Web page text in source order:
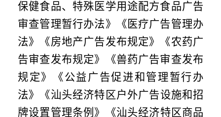
保健食品、特殊医学用途配方食品广告
审查管理暂行办法》《医疗广告管理办
法》《房地产广告发布规定》《农药广
告审查发布规定》《兽药广告审查发布
规定》《公益广告促进和管理暂行办
法》《汕头经济特区户外广告设施和招
牌设置管理条例 》《汕头经济特区商品